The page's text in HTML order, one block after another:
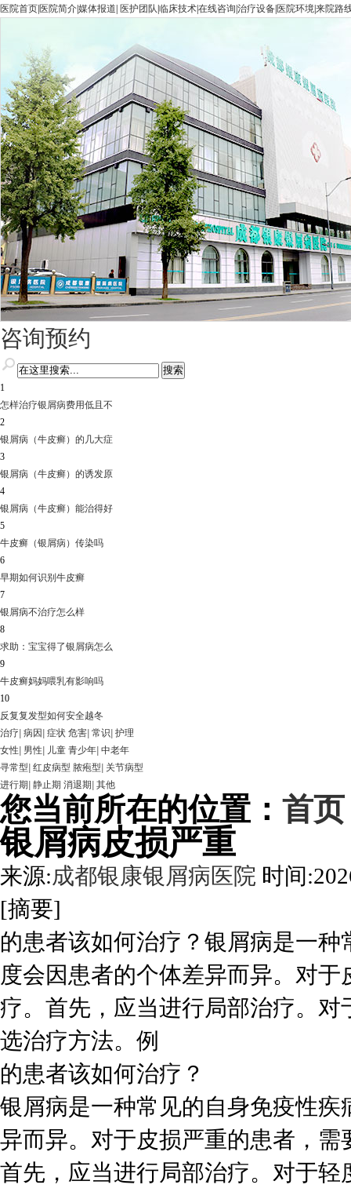
医院首页 医院简介媒体报道 医护团队 临床技术在线咨询 治疗设备 医院环境来院路
咨询预约
1
怎样治疗银屑病费用低且不
2
银屑病（牛皮癣）的几大症
3
银屑病（牛皮癣）的诱发原
4
银屑病（牛皮癣）能治得好
5
牛皮癣（银屑病）传染吗
6
早期如何识别牛皮癣
7
银屑病不治疗怎么样
8
求助：宝宝得了银屑病怎么
9
牛皮癣妈妈喂乳有影响吗
10
反复复发型如何安全越冬
治疗 病因 症状 危害 常识 护理
女性 男性 儿童 青少年 中老年
寻常型 红皮病型 脓疱型 关节病型
进行期 静止期 消退期 其他
您当前所在的位置： 首页
银屑病皮损严重
来源:成都银康银屑病医院 时间
[摘要]
的患者该如何治疗？银屑病是一
度会因患者的个体差异而异。对
疗。首先，应当进行局部治疗。
选治疗方法。例
的患者该如何治疗？
银屑病是一种常见的自身免疫性
异而异。对于皮损严重的患者，需
首先，应当进行局部治疗。对于